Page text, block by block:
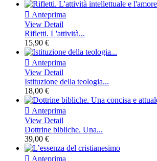
 Anteprima
View Detail
Rifletti. L'attività...
15,90 €
 Anteprima
View Detail
Istituzione della teologia...
18,00 €
 Anteprima
View Detail
Dottrine bibliche. Una...
39,00 €
 Anteprima